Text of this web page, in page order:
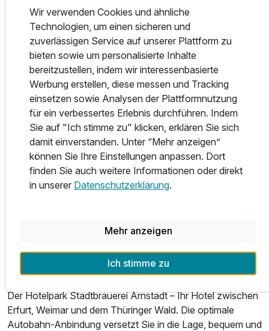
Einzelzimmer
1 Erwachsenen
Für 2 Tage p.P. ab149,00 €
und Haartrockner sowie Fernseher, Telefon, Schreibtisch
und WLAN. Gerne reservieren wir Ihnen auch eines
unserer 8 Studios mit integrierter Miniküche.
Wir sind wohl eine der ältesten Weizenbierbrauereien in
Deutschland und brauen auch heute noch unser Bier von
Hand. Lassen Sie sich Pils, Weizen oder saisonal auch
unser Bockbier schmecken. Im angeschlossenen
Restaurant - Steak- und Brauhaus - genießen Sie beste
Steaks, Burger und Pasta.
Hotelgäste nutzen den Fitnessbereich im Haus kostenfrei.
Im Hotelpark Stadtbrauerei Arnstadt treffen Tradition und
Wochenende zu zweit, ob Wandern, Radwandern oder
eine Kulturreise - hier im Hotelpark Stadtbrauerei Arnstadt
finden Sie die ideale Ausgangsbasis für Ihren Aufenthalt.
Der Hotelpark Stadtbrauerei Arnstadt – Ihr Hotel zwischen
Erfurt, Weimar und dem Thüringer Wald. Die optimale
Autobahn-Anbindung versetzt Sie in die Lage, bequem und
Wir verwenden Cookies und ähnliche
Technologien, um einen sicheren und
zuverlässigen Service auf unserer Plattform zu
bieten sowie um personalisierte Inhalte
bereitzustellen, indem wir interessenbasierte
Werbung erstellen, diese messen und Tracking
einsetzen sowie Analysen der Plattformnutzung
für ein verbessertes Erlebnis durchführen. Indem
Sie auf "Ich stimme zu" klicken, erklären Sie sich
damit einverstanden. Unter “Mehr anzeigen”
können Sie Ihre Einstellungen anpassen. Dort
finden Sie auch weitere Informationen oder direkt
in unserer Datenschutzerklärung.
Mehr anzeigen
Ich stimme zu